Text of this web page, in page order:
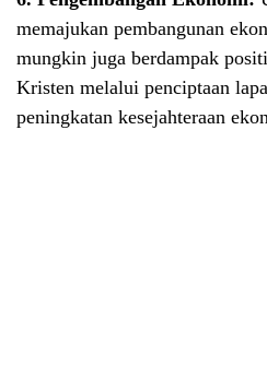
memajukan pembangunan
mungkin juga berdampak
Kristen melalui penciptaan
peningkatan kesejahteraan